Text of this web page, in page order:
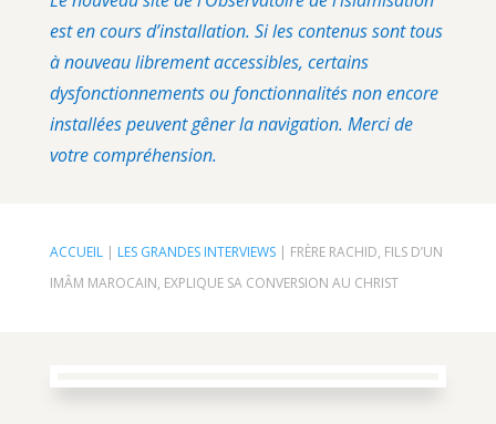
est en cours d’installation. Si les contenus sont tous
à nouveau librement accessibles, certains
dysfonctionnements ou fonctionnalités non encore
installées peuvent gêner la navigation. Merci de
votre compréhension.
ACCUEIL| LES GRANDES INTERVIEWS| FRÈRE RACHID, FILS D’UN
IMÂM MAROCAIN, EXPLIQUE SA CONVERSION AU CHRIST